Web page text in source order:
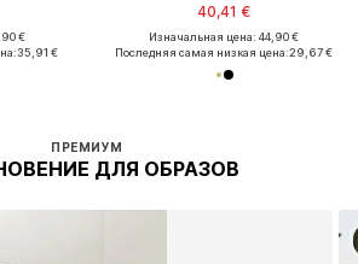
€
35,91 €
40,41 €
Изначальная цена: 44,90 €
Последняя самая низкая цена:29,67 €
ПРЕМИУМ
ДЛЯ ОБРАЗОВ